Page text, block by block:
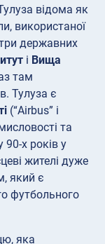
відома як
використаної
державних
і Вища
там
Тулуза є
(“Airbus” і
та
90-х років у
жителі дуже
який є
футбольного
яка